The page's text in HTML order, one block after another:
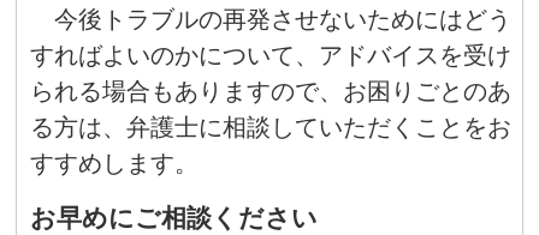
今後トラブルの再発させないためにはどう
すればよいのかについて、アドバイスを受け
られる場合もありますので、お困りごとのあ
る方は、弁護士に相談していただくことをお
すすめします。
お早めにご相談ください